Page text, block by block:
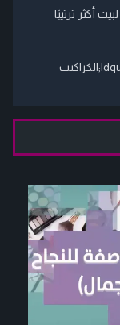
أكثر ترتيبًا
من الفوضى إلى النظام&hellip; كيف نُنظّف &ldquo;الكراكيب